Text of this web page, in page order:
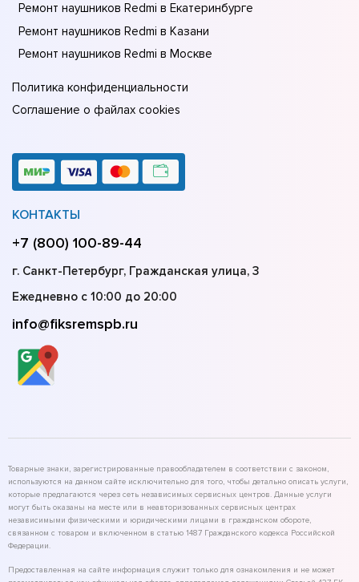
Ремонт наушников Redmi в Екатеринбурге
Ремонт наушников Redmi в Казани
Ремонт наушников Redmi в Москве
Политика конфиденциальности
Соглашение о файлах cookies
КОНТАКТЫ
+7 (800) 100-89-44
г. Санкт-Петербург, Гражданская улица, 3
Ежедневно с 10:00 до 20:00
info@fiksremspb.ru
Товарные знаки, зарегистрированные правообладателем в соответствии с законом,
используются на данном сайте исключительно для того, чтобы детально описать услуги,
которые предлагаются через сеть независимых сервисных центров. Данные услуги
могут быть оказаны на месте или в неавторизованных сервисных центрах
независимыми физическими и юридическими лицами в гражданском обороте,
связанном с товаром и включенном в статью 1487 Гражданского кодекса Российской
Федерации.
Предоставленная на сайте информация служит только для ознакомления и не может